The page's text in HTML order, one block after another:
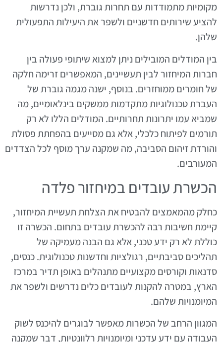
מקומיות מתמודדות עם תחרות גוברת, ולכן נדרשות
להציע שירותים חדשניים ולשפר את היעילות התפעולית
שלהן.
בין המודלים המובילים ניתן למצוא שיתופי פעולה בין
חברות המיחזור לבין תעשיינים, המאפשרים זרימה חלקה
של חומרים ממוחזרים. בנוסף, ישנה מגמה גוברת של
העברת טכנולוגיות מתקדמות ממשקים בינלאומיים, מה
שמביא עמו יתרונות תחרותיים. המודלים הללו לא רק
תורמים לפיתוח כלכלי, אלא גם מסייעים בהפחתת פסולת
והורדת זיהום הסביבה, מה שמקנה ערך מוסף לכל הצדדים
המעורבים.
הכשרת עובדים במיחזור פלדה
כחלק מהמאמצים להבטיח את הצלחת תעשיית המיחזור,
קיימת חשיבות רבה להכשרת עובדים בתחום. הכשרה זו
כוללת לא רק ידע טכני, אלא גם הבנה מעמיקה של
תהליכים סביבתיים, רגולציות וחדשנות טכנולוגית. כנסים,
סדנאות וקורסים מקצועיים מתנהלים באופן תדיר במרכז
הארץ, במטרה להקנות לעובדים כלים נדרשים ולשפר את
המיומנויות שלהם.
המגוון הרחב של הכשרות מאפשר לבוגרים להיכנס לשוק
העבודה עם ידע עדכני ומיומנויות רלוונטיות, דבר שמקנה